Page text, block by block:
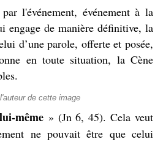
l'événement, événement à la
engage de manière définitive, la
d’une parole, offerte et posée,
en toute situation, la Cène
de cette image
même » (Jn 6, 45). Cela veut
ne pouvait être que celui